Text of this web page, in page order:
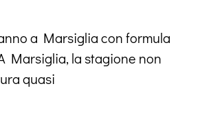
a Marsiglia con formula
Marsiglia, la stagione non
quasi